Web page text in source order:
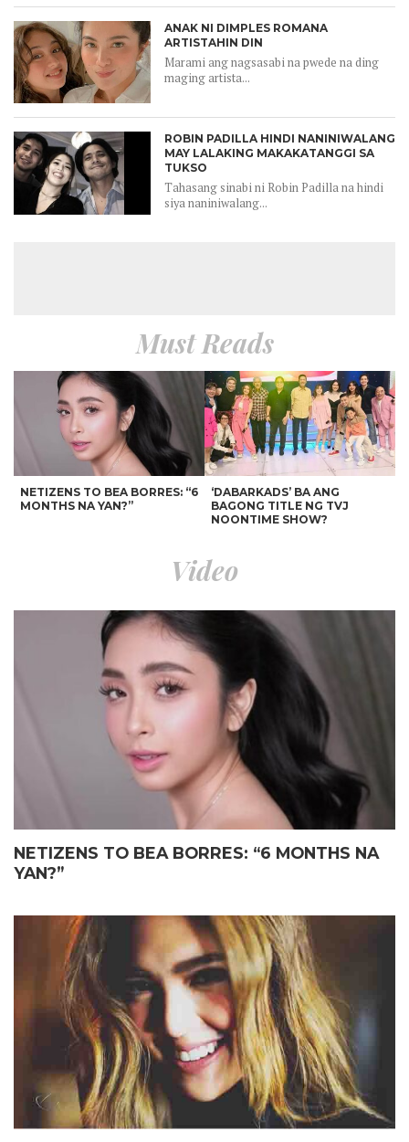
ANAK NI DIMPLES ROMANA
ARTISTAHIN DIN
Marami ang nagsasabi na pwede na ding
maging artista...
ROBIN PADILLA HINDI NANINIWALANG
MAY LALAKING MAKAKATANGGI SA
TUKSO
Tahasang sinabi ni Robin Padilla na hindi
siya naniniwalang...
Must Reads
NETIZENS TO BEA BORRES: “6
MONTHS NA YAN?”
‘DABARKADS’ BA ANG
BAGONG TITLE NG TVJ
NOONTIME SHOW?
ELIAS MAY FATHER’S DAY
GIFT KAY JOHN LLOYD CRUZ
SA ISANG EMOSYONAL NA
JOHN LLOYD CRUZ
MAGIGING ‘KAPUSO’ NA NGA
BA?
Video
NETIZENS TO BEA BORRES: “6 MONTHS NA
YAN?”